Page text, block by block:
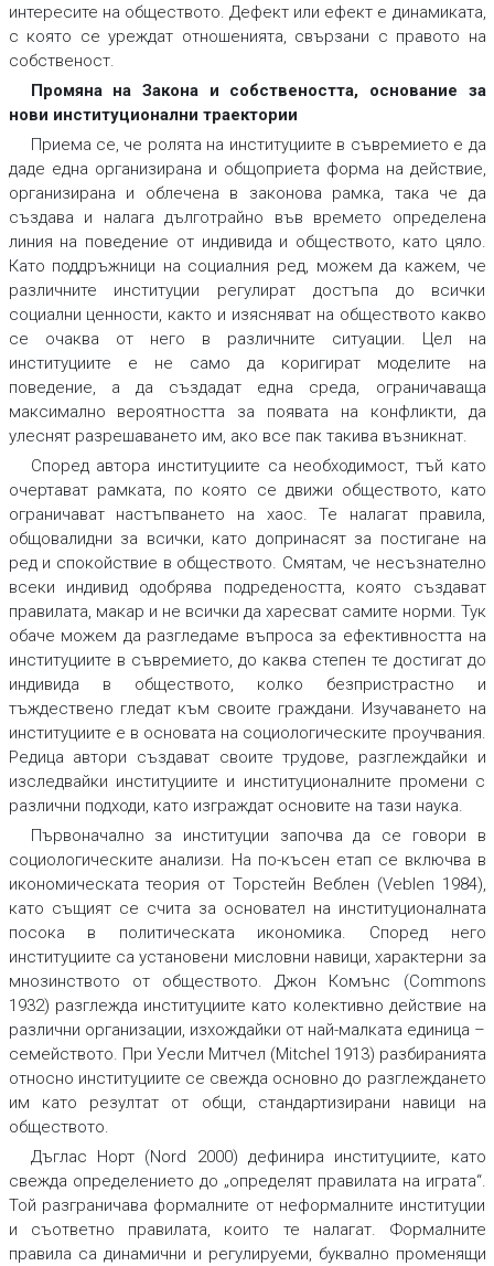
интересите на обществото. Дефект или ефект е динамиката,
с която се уреждат отношенията, свързани с правото на
собственост.
Промяна на Закона и собствеността, основание за
нови институционални траектории
Приема се, че ролята на институциите в съвремието е да
даде една организирана и общоприета форма на действие,
организирана и облечена в законова рамка, така че да
създава и налага дълготрайно във времето определена
линия на поведение от индивида и обществото, като цяло.
Като поддръжници на социалния ред, можем да кажем, че
различните институции регулират достъпа до всички
социални ценности, както и изясняват на обществото какво
се очаква от него в различните ситуации. Цел на
институциите е не само да коригират моделите на
поведение, а да създадат една среда, ограничаваща
максимално вероятността за появата на конфликти, да
улеснят разрешаването им, ако все пак такива възникнат.
Според автора институциите са необходимост, тъй като
очертават рамката, по която се движи обществото, като
ограничават настъпването на хаос. Те налагат правила,
общовалидни за всички, като допринасят за постигане на
ред и спокойствие в обществото. Смятам, че несъзнателно
всеки индивид одобрява подредеността, която създават
правилата, макар и не всички да харесват самите норми. Тук
обаче можем да разгледаме въпроса за ефективността на
институциите в съвремието, до каква степен те достигат до
индивида в обществото, колко безпристрастно и
тъждествено гледат към своите граждани. Изучаването на
институциите е в основата на социологическите проучвания.
Редица автори създават своите трудове, разглеждайки и
изследвайки институциите и институционалните промени с
различни подходи, като изграждат основите на тази наука.
Първоначално за институции започва да се говори в
социологическите анализи. На по-късен етап се включва в
икономическата теория от Торстейн Веблен (Veblen 1984),
като същият се счита за основател на институционалната
посока в политическата икономика. Според него
институциите са установени мисловни навици, характерни за
мнозинството от обществото. Джон Комънс (Commons
1932) разглежда институциите като колективно действие на
различни организации, изхождайки от най-малката единица –
семейството. При Уесли Митчел (Mitchel 1913) разбиранията
относно институциите се свежда основно до разглеждането
им като резултат от общи, стандартизирани навици на
обществото.
Дъглас Норт (Nord 2000) дефинира институциите, като
свежда определението до „определят правилата на играта“.
Той разграничава формалните от неформалните институции
и съответно правилата, които те налагат. Формалните
правила са динамични и регулируеми, буквално променящи